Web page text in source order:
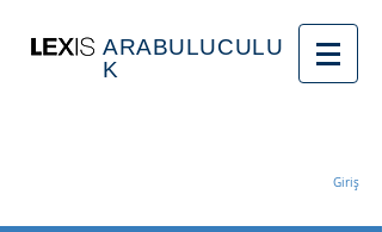
ARABULUCULU
K
Giriş